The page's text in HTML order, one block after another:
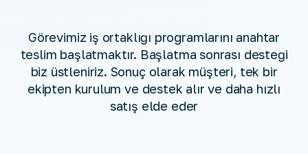
Görevimiz iş ortaklığı programlarını anahtar
teslim başlatmaktır. Başlatma sonrası desteği
biz üstleniriz. Sonuç olarak müşteri, tek bir
ekipten kurulum ve destek alır ve daha hızlı
satış elde eder